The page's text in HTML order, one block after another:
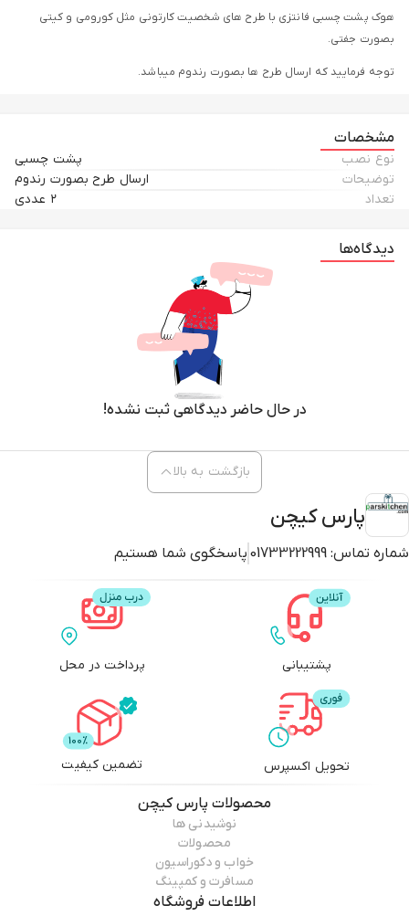
هوک پشت چسبی فانتزی با طرح های شخصیت کارتونی مثل کورومی و کیتی
بصورت جفتی.
توجه فرمایید که ارسال طرح ها بصورت رندوم میباشد.
مشخصات
نوع نصب
پشت چسبی
توضیحات
ارسال طرح بصورت رندوم
تعداد
۲ عددی
دیدگاه‌ها
در حال حاضر دیدگاهی ثبت نشده!
پارس کیچن
شماره تماس: 01733222999 پاسخگوی شما هستیم
بازگشت به بالا
پشتیبانی پرداخت در محل
تحویل اکسپرس تضمین کیفیت
محصولات پارس کیچن
نوشیدنی ها
محصولات
خواب و دکوراسیون
مسافرت و کمپینگ
اطلاعات فروشگاه